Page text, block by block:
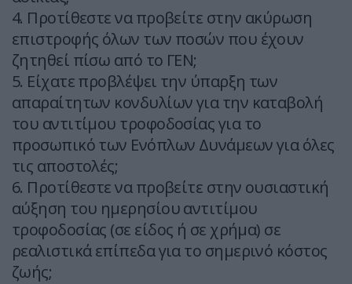
4. Προτίθεστε να προβείτε στην ακύρωση
επιστροφής όλων των ποσών που έχουν
ζητηθεί πίσω από το ΓΕΝ;
5. Είχατε προβλέψει την ύπαρξη των
απαραίτητων κονδυλίων για την καταβολή
του αντιτίμου τροφοδοσίας για το
προσωπικό των Ενόπλων Δυνάμεων για όλες
τις αποστολές;
6. Προτίθεστε να προβείτε στην ουσιαστική
αύξηση του ημερησίου αντιτίμου
τροφοδοσίας (σε είδος ή σε χρήμα) σε
ρεαλιστικά επίπεδα για το σημερινό κόστος
ζωής;